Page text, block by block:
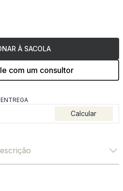
À SACOLA
com um consultor
Calcular